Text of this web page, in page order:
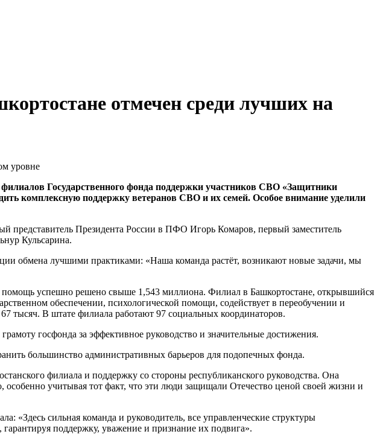
отмечен среди лучших на
Государственного фонда поддержки участников СВО «Защитники
комплексную поддержку ветеранов СВО и их семей. Особое внимание уделили
представитель Президента России в ПФО Игорь Комаров, первый заместитель
Кульсарина.
обмена лучшими практиками: «Наша команда растёт, возникают новые задачи, мы
успешно решено свыше 1,543 миллиона. Филиал в Башкортостане, открывшийся
обеспечении, психологической помощи, содействует в переобучении и
тысяч. В штате филиала работают 97 социальных координаторов.
госфонда за эффективное руководство и значительные достижения.
большинство административных барьеров для подопечных фонда.
филиала и поддержку со стороны республиканского руководства. Она
учитывая тот факт, что эти люди защищали Отечество ценой своей жизни и
«Здесь сильная команда и руководитель, все управленческие структуры
поддержку, уважение и признание их подвига».